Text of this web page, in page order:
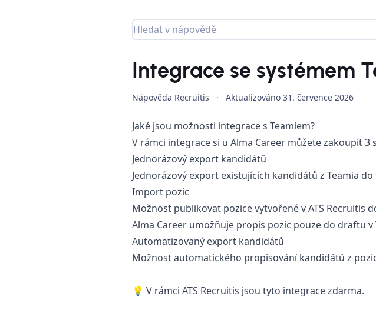
Integrace se systémem
Nápověda Recruitis · Aktualizováno 31. července 2026
Jaké jsou možnosti integrace s Teamiem?
V rámci integrace si u Alma Career můžete zakoupit 3
Jednorázový export kandidátů
Jednorázový export existujících kandidátů z Teamia
Import pozic
Možnost publikovat pozice vytvořené v ATS Recruitis
Alma Career umožňuje propis pozic pouze do draftu
Automatizovaný export kandidátů
Možnost automatického propisování kandidátů z
💡 V rámci ATS Recruitis jsou tyto integrace zdarma.